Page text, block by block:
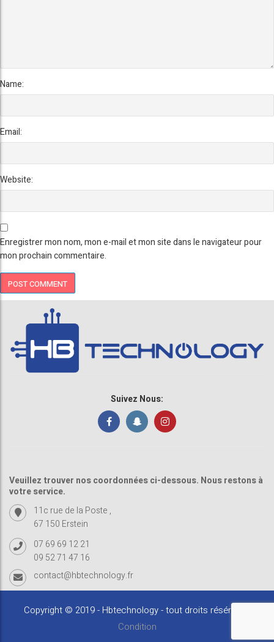
Name:
Email:
Website:
Enregistrer mon nom, mon e-mail et mon site dans le navigateur pour
mon prochain commentaire.
Suivez Nous:
Veuillez trouver nos coordonnées ci-dessous. Nous restons à
votre service.
11c rue de la Poste ,
67 150 Erstein
07 69 69 12 21
09 52 71 47 16
contact@hbtechnology.fr
Copyright © 2019 - Hbtechnology - tout droits résérvés -
Condition